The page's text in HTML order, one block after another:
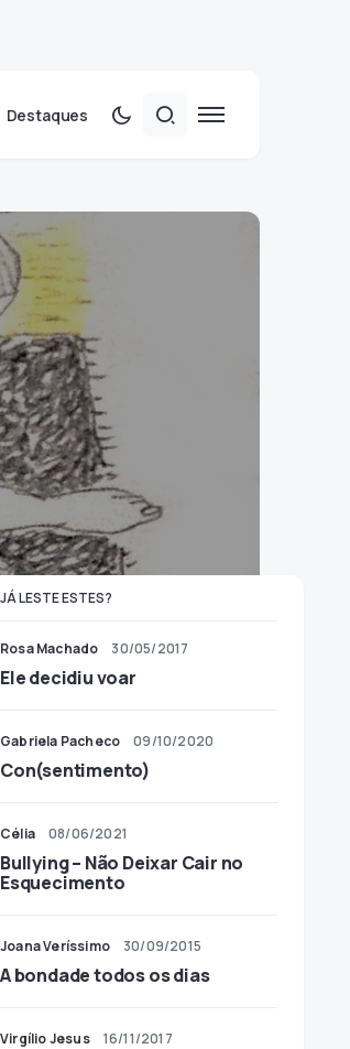
Destaques
JÁ LESTE ESTES?
Rosa Machado 30/05/2017
Ele decidiu voar
Gabriela Pacheco 09/10/2020
Con(sentimento)
Célia 08/06/2021
Bullying – Não Deixar Cair no
Esquecimento
Joana Veríssimo 30/09/2015
A bondade todos os dias
Virgílio Jesus 16/11/2017